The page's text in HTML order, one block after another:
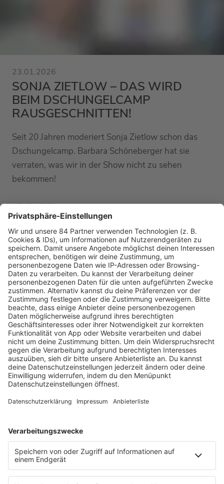
23.01.2026
SONJA ZIETLOW – DAS WIRD
BEIM DSCHUNGELCAMP
RAUSGESCHNITTEN!
Seit 20 Jahren moderiert Sonja Zietlow schon das
Dschungelcamp. Barbara Schöneberger hat sie
verraten, was wir in der Show nicht zu sehen
bekommen!
MEHR LESEN
PODCAST-GÄSTE: MEHR NEWS
HOME
RADIOS
barba radio
Lagerfeuer
Füße hoch
Schmusekatze
Song Contest
Mädelsabend
Ich hasse Sport
Sonntag Morgen
Strandbar
Putzfimmel
Deutschpop